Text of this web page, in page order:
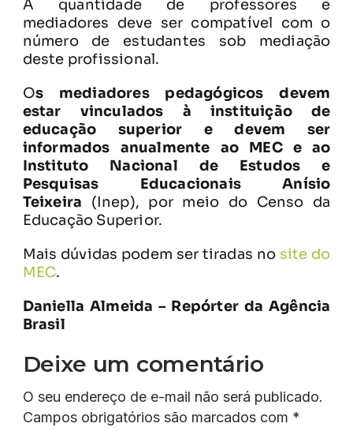
A quantidade de professores e
mediadores deve ser compatível com o
número de estudantes sob mediação
deste profissional.
Os mediadores pedagógicos devem
estar vinculados à instituição de
educação superior e devem ser
informados anualmente ao MEC e ao
Instituto Nacional de Estudos e
Pesquisas Educacionais Anísio
Teixeira (Inep), por meio do Censo da
Educação Superior.
Mais dúvidas podem ser tiradas no site do
MEC.
Daniella Almeida – Repórter da Agência
Brasil
Deixe um comentário
O seu endereço de e-mail não será publicado.
Campos obrigatórios são marcados com *